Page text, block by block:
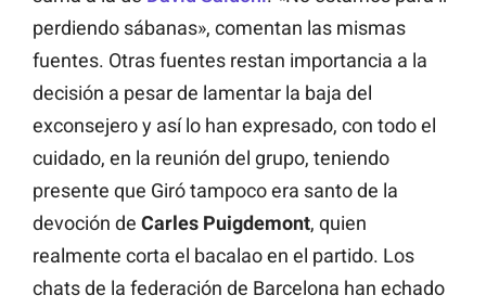
perdiendo sábanas», comentan las mismas
fuentes. Otras fuentes restan importancia a la
decisión a pesar de lamentar la baja del
exconsejero y así lo han expresado, con todo el
cuidado, en la reunión del grupo, teniendo
presente que Giró tampoco era santo de la
devoción de Carles Puigdemont, quien
realmente corta el bacalao en el partido. Los
chats de la federación de Barcelona han echado